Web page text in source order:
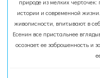
природе из мелких
истории и современной
живописности, впитывают в
Есенин все пристальнее
осознает ее заброшенность и